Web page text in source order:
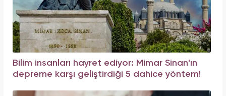
Bilim insanları hayret ediyor: Mimar Sinan'ın
depreme karşı geliştirdiği 5 dahice yöntem!